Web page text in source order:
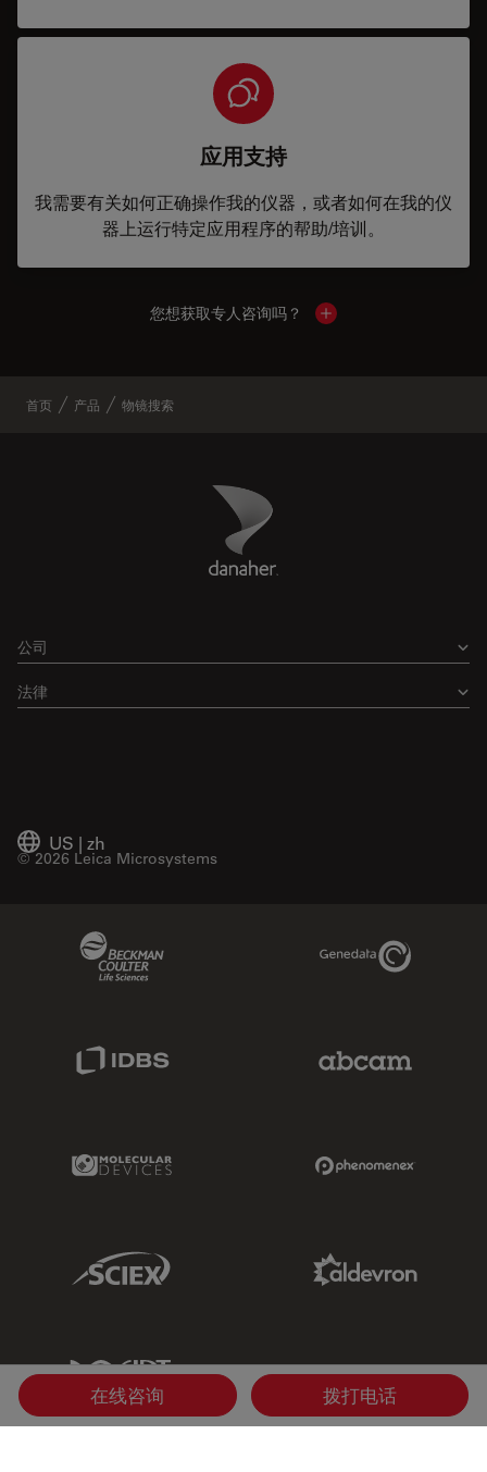
应用支持
我需要有关如何正确操作我的仪器，或者如何在我的仪
器上运行特定应用程序的帮助/培训。
您想获取专人咨询吗？ Show local contacts
首页 产品 物镜搜索
Danaher Logo
公司
法律
US | zh
© 2026 Leica Microsystems
Genedata Link
Molecular Devices Link
Sciex Link
IDT Link
在线咨询 拨打电话